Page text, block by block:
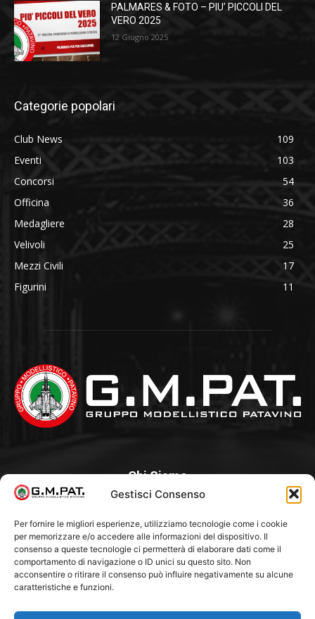
Gestisci Consenso
Per fornire le migliori esperienze, utilizziamo tecnologie come i cookie
per memorizzare e/o accedere alle informazioni del dispositivo. Il
consenso a queste tecnologie ci permetterà di elaborare dati come il
comportamento di navigazione o ID unici su questo sito. Non
acconsentire o ritirare il consenso può influire negativamente su alcune
caratteristiche e funzioni.
PALMARES & FOTO – PIU’ PICCOLI DEL
VERO 2025
12 Giugno 2025
Categorie popolari
Club News
109
Eventi
103
Concorsi
54
Officina
36
Medagliere
28
Velivoli
25
Mezzi Civili
17
Figurini
11
Chi Siamo
l’intento di creare a Padova un punto di aggregazione e di
riferimento per l’hobby del modellismo statico. Tra i Soci
“fondatori” ci sono Franco Callegari e Gianni Besenzon.
Seguici Su